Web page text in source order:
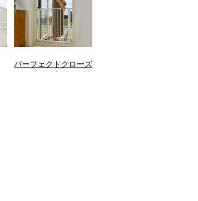
パーフェクトクローズ